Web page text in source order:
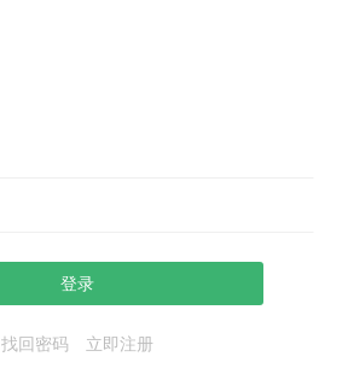
登录
找回密码 立即注册